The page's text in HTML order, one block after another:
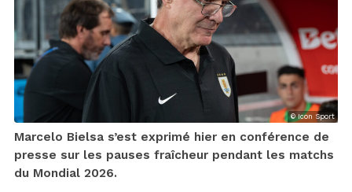
© Icon Sport
Marcelo Bielsa s’est exprimé hier en conférence de
presse sur les pauses fraîcheur pendant les matchs
du Mondial 2026.